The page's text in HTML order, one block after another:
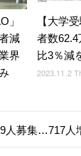
」
減
界
【大学
者数
比3％減
2023.11.2
人募集…717人